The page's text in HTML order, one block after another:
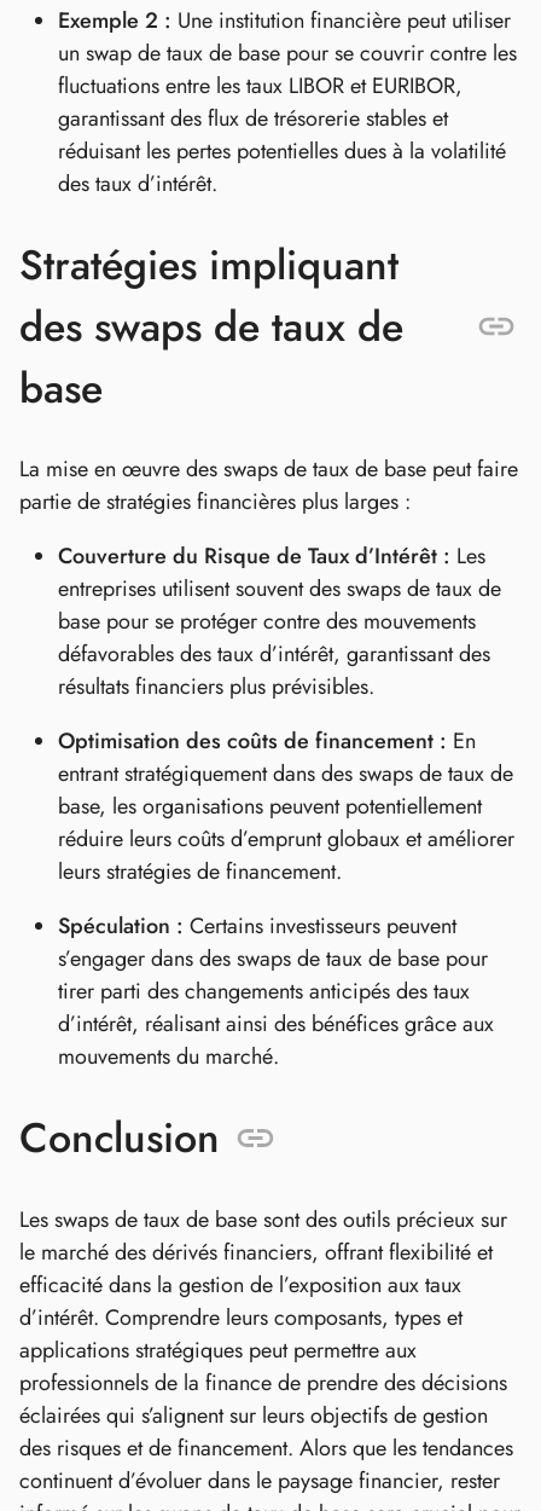
Exemple 2 : Une institution financière peut utiliser
un swap de taux de base pour se couvrir contre les
fluctuations entre les taux LIBOR et EURIBOR,
garantissant des flux de trésorerie stables et
réduisant les pertes potentielles dues à la volatilité
des taux d’intérêt.
Stratégies impliquant
des swaps de taux de
base
La mise en œuvre des swaps de taux de base peut faire
partie de stratégies financières plus larges :
Couverture du Risque de Taux d’Intérêt : Les
entreprises utilisent souvent des swaps de taux de
base pour se protéger contre des mouvements
défavorables des taux d’intérêt, garantissant des
résultats financiers plus prévisibles.
Optimisation des coûts de financement : En
entrant stratégiquement dans des swaps de taux de
base, les organisations peuvent potentiellement
réduire leurs coûts d’emprunt globaux et améliorer
leurs stratégies de financement.
Spéculation : Certains investisseurs peuvent
s’engager dans des swaps de taux de base pour
tirer parti des changements anticipés des taux
d’intérêt, réalisant ainsi des bénéfices grâce aux
mouvements du marché.
Conclusion
Les swaps de taux de base sont des outils précieux sur
le marché des dérivés financiers, offrant flexibilité et
efficacité dans la gestion de l’exposition aux taux
d’intérêt. Comprendre leurs composants, types et
applications stratégiques peut permettre aux
professionnels de la finance de prendre des décisions
éclairées qui s’alignent sur leurs objectifs de gestion
des risques et de financement. Alors que les tendances
continuent d’évoluer dans le paysage financier, rester